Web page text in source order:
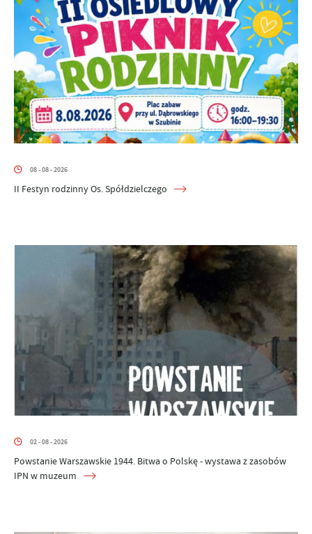
08 - 08 - 2026
II Festyn rodzinny Os. Spółdzielczego
02 - 08 - 2026
Powstanie Warszawskie 1944. Bitwa o Polskę - wystawa z zasobów
IPN w muzeum